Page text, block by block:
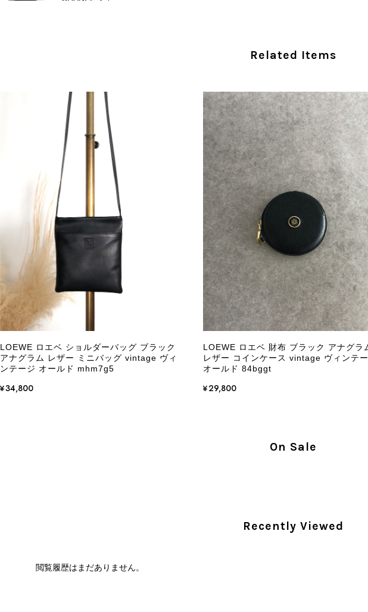
この度はご購入いただき、そして素敵なレビュー
ましたら幸いです。 また気になる商品やご不明な
い。 またご縁がございましたら、ぜひよろしくお
2026/08/05
CELINE セリーヌ ショルダーバッグ ブラック ガンチーニ レザー 2way vintage ヴィンテージ オールド nifgs8
外装内装ともにAランクの商品を購入しました。 しかし、実際
ケットにカビがびっしりと生えていました。 とてもAランクと
きる状態ではありません。 ヴィンテージ品であることは理解し
し、このような状態であれば、商品説明や掲載写真で事前に明
にも、写真には写っていない内側部分に目立つ汚れがありまし
だけでは判断できない状態の商品が届きとても残念です。 決し
私は今後こちらで購入することはないですが、同じような思い
えない部分も含めて写真や説明で分かるよう改善していただきた
この度は、楽しみにお待ちいただいた商品で、衛
心よりお詫び申し上げます。お受け取りになった
回の商品につきましては、当店よりご連絡のうえ
確認された場合には、当店の検品時の見落としと
商品が直ぐに届きました。思った以上に素敵なお品でした。ま
Related Items
LOEWE ロエベ ショルダーバッグ ブラック
アナグラム レザー ミニバッグ vintage ヴィ
ンテージ オールド mhm7g5
¥34,800
LOEWE ロエベ 財布 ブラック アナグラ
レザー コインケース vintage ヴィンテ
オールド 84bggt
¥29,800
On Sale
Recently Viewed
閲覧履歴はまだありません。